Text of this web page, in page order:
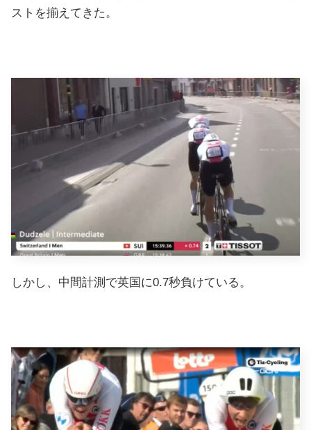
ストを揃えてきた。
しかし、中間計測で英国に0.7秒負けている。